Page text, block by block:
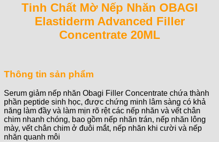
Tinh Chất Mờ Nếp Nhăn OBAGI
Elastiderm Advanced Filler
Concentrate 20ML
Thông tin sản phẩm
Serum giảm nếp nhăn Obagi Filler Concentrate chứa thành
phần peptide sinh học, được chứng minh lâm sàng có khả
năng làm đầy và làm mịn rõ rệt các nếp nhăn và vết chân
chim nhanh chóng, bao gồm nếp nhăn trán, nếp nhăn lông
mày, vết chân chim ở đuôi mắt, nếp nhăn khi cười và nếp
nhăn quanh môi